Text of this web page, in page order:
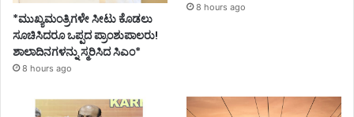
*ಮುಖ್ಯಮಂತ್ರಿಗಳೇ ಸೀಟು ಕೊಡಲು
ಸೂಚಿಸಿದರೂ ಒಪ್ಪದ ಪ್ರಾಂಶುಪಾಲರು!
ಶಾಲಾದಿನಗಳನ್ನು ಸ್ಮರಿಸಿದ ಸಿಎಂ*
8 hours ago
8 hours ago